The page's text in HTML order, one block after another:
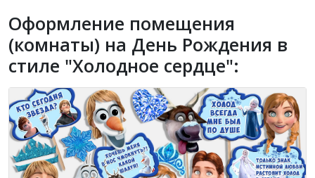
Оформление помещения
(комнаты) на День Рождения в
стиле "Холодное сердце":